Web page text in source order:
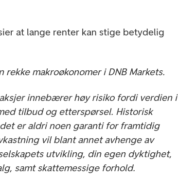
at lange renter kan stige betydelig
rekke makroøkonomer i DNB Markets.
innebærer høy risiko fordi verdien i
tilbud og etterspørsel. Historisk
er aldri noen garanti for framtidig
vil blant annet avhenge av
utvikling, din egen dyktighet,
samt skattemessige forhold.